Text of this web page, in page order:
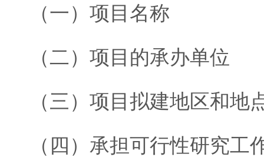
（一）项目名称
（二）项目的承办单位
（三）项目拟建地区和地
（四）承担可行性研究工